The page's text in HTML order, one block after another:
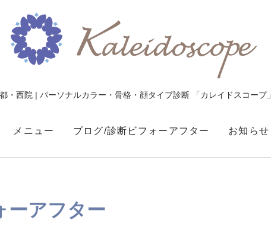
・西院 | パーソナルカラー・骨格・顔タイプ診断 「カレイドスコープ」
メニュー ブログ/診断ビフォーアフター お知らせ
ーアフター